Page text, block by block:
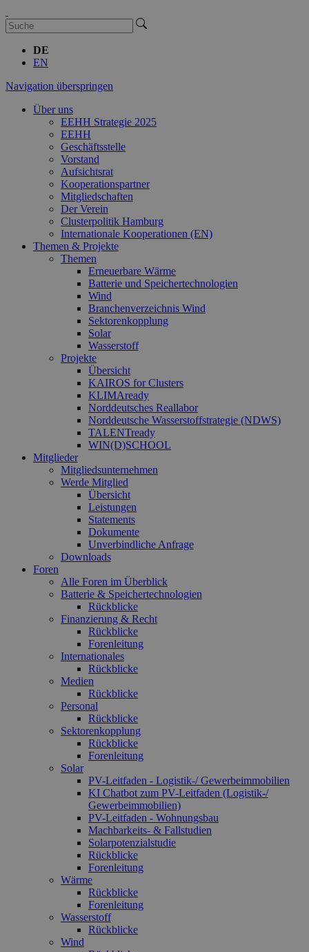
DE
EN
Navigation überspringen
Über uns
EEHH Strategie 2025
EEHH
Geschäftsstelle
Vorstand
Aufsichtsrat
Kooperationspartner
Mitgliedschaften
Der Verein
Clusterpolitik Hamburg
Internationale Kooperationen (EN)
Themen & Projekte
Themen
Erneuerbare Wärme
Batterie und Speichertechnologien
Wind
Branchenverzeichnis Wind
Sektorenkopplung
Solar
Wasserstoff
Projekte
Übersicht
KAIROS for Clusters
KLIMAready
Norddeutsches Reallabor
Norddeutsche Wasserstoffstrategie (NDWS)
TALENTready
WIN(D)SCHOOL
Mitglieder
Mitgliedsunternehmen
Werde Mitglied
Übersicht
Leistungen
Statements
Dokumente
Unverbindliche Anfrage
Downloads
Foren
Alle Foren im Überblick
Batterie & Speichertechnologien
Rückblicke
Finanzierung & Recht
Rückblicke
Forenleitung
Internationales
Rückblicke
Medien
Rückblicke
Personal
Rückblicke
Sektorenkopplung
Rückblicke
Forenleitung
Solar
PV-Leitfaden - Logistik-/ Gewerbeimmobilien
KI Chatbot zum PV-Leitfaden (Logistik-/
Gewerbe­immo­bilien)
PV-Leitfaden - Wohnungsbau
Machbarkeits- & Fallstudien
Solarpotenzialstudie
Rückblicke
Forenleitung
Wärme
Rückblicke
Forenleitung
Wasserstoff
Rückblicke
Wind